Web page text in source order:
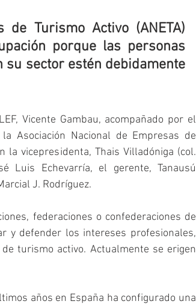
de Turismo Activo (ANETA)
porque las personas
sector estén debidamente
Vicente Gambau, acompañado por el
Asociación Nacional de Empresas de
la vicepresidenta, Thais Villadóniga (col.
Luis Echevarría, el gerente, Tanausú
J. Rodríguez.
federaciones o confederaciones de
y defender los intereses profesionales,
turismo activo. Actualmente se erigen
años en España ha configurado una